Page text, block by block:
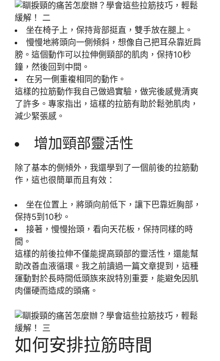
坐在椅子上，保持背部挺直，雙手放在腿上。
慢慢地將頭向一側傾斜，想像自己把耳朵靠近肩
膀。這個動作可以拉伸側頸部的肌肉，保持10秒
鐘，然後回到中間。
在另一側重複相同的動作。
這樣的拉筋動作我自己做過實驗，做完後感覺清爽
了許多。專家指出，這樣的拉筋有助於鬆弛肌肉，
減少緊張感。
增加頸部靈活性
除了基本的側傾外，我還學到了一個前後的拉筋動
作，這也很簡單而且有效：
坐在位置上，將頭向前低下，讓下巴靠近胸部，
保持5到10秒。
接著，慢慢抬頭，看向天花板，保持同樣的時
間。
這樣的前後拉伸不僅能提高頸部的靈活性，還能幫
助改善血液循環。我之前讀過一篇文章提到，這種
運動對於長時間低頭族來說特別重要，能避免因肌
肉僵硬而造成的頭痛。
如何安排拉筋時間